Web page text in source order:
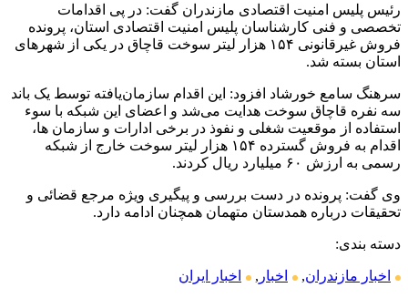
رئیس پلیس امنیت اقتصادی مازندران گفت: در پی اقدامات
تخصصی و فنی کارشناسان پلیس امنیت اقتصادی استان، پرونده
فروش غیرقانونی ۱۵۴ هزار لیتر سوخت قاچاق در یکی از شهر‌های
استان بسته شد.
سرهنگ سامع خورشاد افزود: این اقدام سازمان‌یافته توسط یک باند
سه نفره قاچاق سوخت هدایت می‌شد و اعضای این شبکه با سوء
استفاده از موقعیت شغلی و نفوذ در برخی ادارات و سازمان ها،
اقدام به فروش گسترده ۱۵۴ هزار لیتر سوخت خارج از شبکه
رسمی به ارزش ۶۰ میلیارد ریال کردند.
وی گفت: پرونده در دست بررسی و پیگیری ویژه مرجع قضائی و
تحقیقات درباره همدستان متهمان همچنان ادامه دارد.
دسته بندی:
اخبار مازندران, اخبار , اخبار ایران